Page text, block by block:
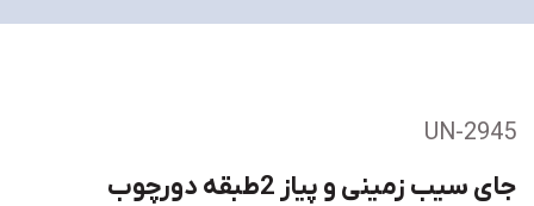
UN-2945
جای سیب زمینی و پیاز 2طبقه دورچوب